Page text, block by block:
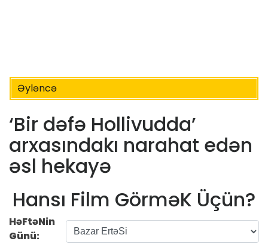
Əyləncə
‘Bir dəfə Hollivudda’
arxasındakı narahat edən
əsl hekayə
Hansı Film GörməK Üçün?
HəFtəNin
Günü: